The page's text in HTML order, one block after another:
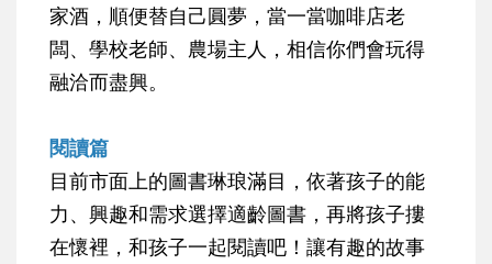
家酒，順便替自己圓夢，當一當咖啡店老
闆、學校老師、農場主人，相信你們會玩得
融洽而盡興。
閱讀篇
目前市面上的圖書琳琅滿目，依著孩子的能
力、興趣和需求選擇適齡圖書，再將孩子摟
在懷裡，和孩子一起閱讀吧！讓有趣的故事